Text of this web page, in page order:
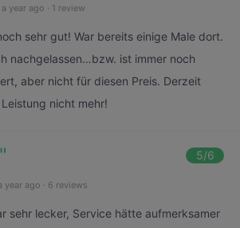
a year ago · 1 review
sehr gut! War bereits einige Male dort.
nachgelassen…bzw. ist immer noch
aber nicht für diesen Preis. Derzeit
nicht mehr!
" 5/6
year ago · 6 reviews
sehr lecker, Service hätte aufmerksamer